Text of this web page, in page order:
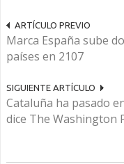
ARTÍCULO PREVIO
Marca España sube
países en 2107
SIGUIENTE ARTÍCULO
Cataluña ha pasado
dice The Washington